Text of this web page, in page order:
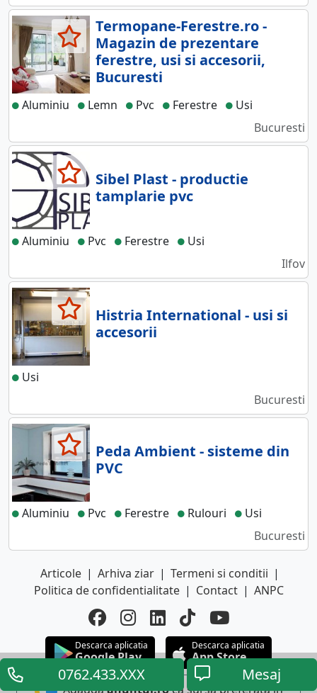
0762.433.XXX Mesaj
Termopane-Ferestre.ro -
Magazin de prezentare
ferestre, usi si accesorii,
Bucuresti
Aluminiu Lemn Pvc Ferestre
Usi
Bucuresti
Sibel Plast - productie
tamplarie pvc
Aluminiu Pvc Ferestre
Usi
Ilfov
Histria International - usi si
accesorii
Usi
Bucuresti
Peda Ambient - sisteme din
PVC
Aluminiu Pvc Ferestre Rulouri
Usi
Bucuresti
Articole | Arhiva ziar | Termeni si conditii |
Politica de confidentialitate | Contact | ANPC
Descarca aplicatia
Google Play
Descarca aplicatia
App Store
Adaugaanuntul.roca sursa preferata in